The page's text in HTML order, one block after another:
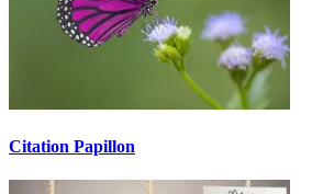
Citation Papillon